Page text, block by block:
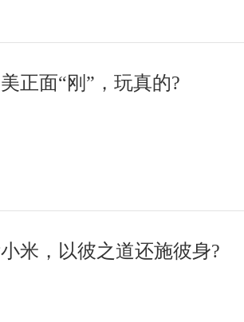
正面“刚”，玩真的?
米，以彼之道还施彼身?